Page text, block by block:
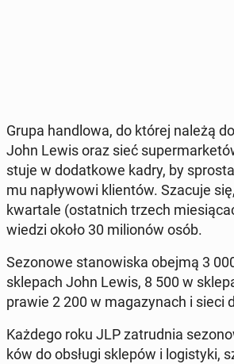
Grupa han­dlo­wa, do której należą
John Lewis oraz sieć
stu­je w do­dat­ko­we kadry, by
mu na­pły­wo­wi klien­tów. Szacuje
kwar­ta­le (ostat­nich trzech
wie­dzi około 30 mi­lio­nów osób.
Se­zo­no­we sta­no­wi­ska obejmą 3
skle­pach John Lewis, 8 500 w
prawie 2 200 w ma­ga­zy­nach i sieci
Każdego roku JLP za­trud­nia
ków do obsługi sklepów i lo­gi­sty­ki,